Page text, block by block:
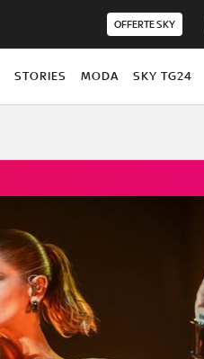
OFFERTE SKY
STORIES MODA SKY TG24